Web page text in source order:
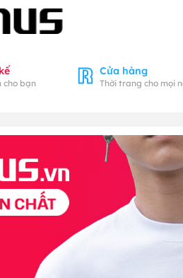
cho bạn
Cửa hàng
Thời trang cho mọi